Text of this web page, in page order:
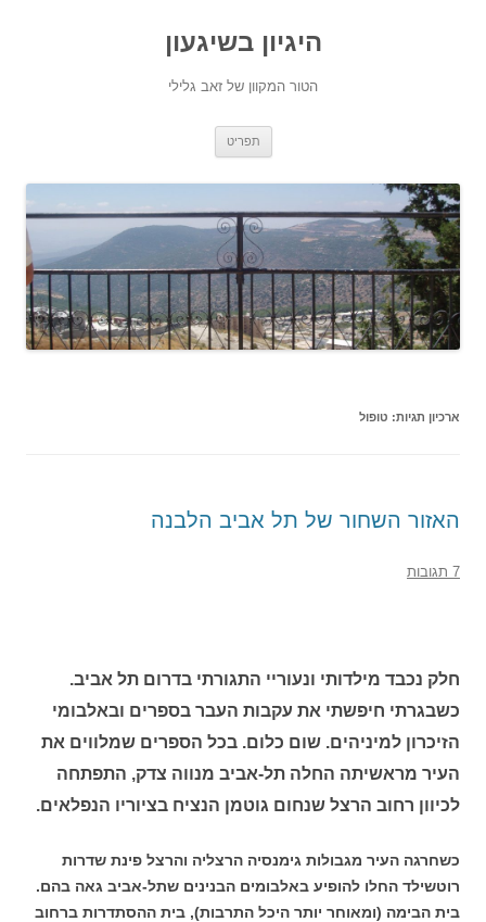
היגיון בשיגעון
הטור המקוון של זאב גלילי
תפריט
ארכיון תגיות: טופול
האזור השחור של תל אביב הלבנה
7 תגובות
חלק נכבד מילדותי ונעוריי התגורתי בדרום תל אביב.
כשבגרתי חיפשתי את עקבות העבר בספרים ובאלבומי
הזיכרון למיניהים. שום כלום. בכל הספרים שמלווים את
העיר מראשיתה החלה תל-אביב מנווה צדק, התפתחה
לכיוון רחוב הרצל שנחום גוטמן הנציח בציוריו הנפלאים.
כשחרגה העיר מגבולות גימנסיה הרצליה והרצל פינת שדרות
רוטשילד החלו להופיע באלבומים הבנינים שתל-אביב גאה בהם.
בית הבימה (ומאוחר יותר היכל התרבות), בית ההסתדרות ברחוב